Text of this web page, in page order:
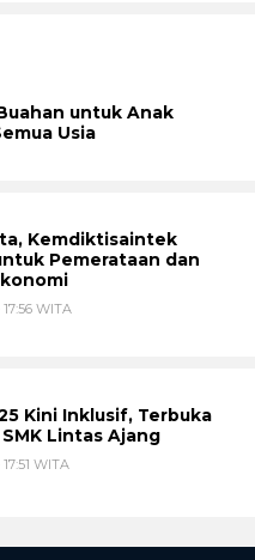
untuk Anak
Usia
Kemdiktisaintek
Pemerataan dan
WITA
Kini Inklusif, Terbuka
Lintas Ajang
WITA